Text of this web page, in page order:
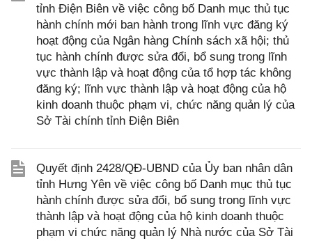
tỉnh Điện Biên về việc công bố Danh mục thủ tục
hành chính mới ban hành trong lĩnh vực đăng ký
hoạt động của Ngân hàng Chính sách xã hội; thủ
tục hành chính được sửa đổi, bổ sung trong lĩnh
vực thành lập và hoạt động của tổ hợp tác không
đăng ký; lĩnh vực thành lập và hoạt động của hộ
kinh doanh thuộc phạm vi, chức năng quản lý của
Sở Tài chính tỉnh Điện Biên
Quyết định 2428/QĐ-UBND của Ủy ban nhân dân
tỉnh Hưng Yên về việc công bố Danh mục thủ tục
hành chính được sửa đổi, bổ sung trong lĩnh vực
thành lập và hoạt động của hộ kinh doanh thuộc
phạm vi chức năng quản lý Nhà nước của Sở Tài